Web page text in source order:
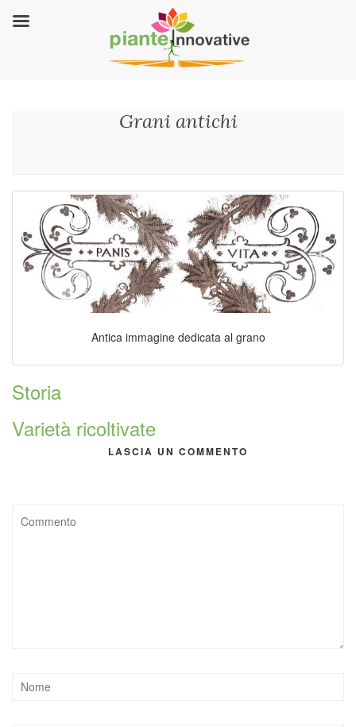
Grani antichi
Antica immagine dedicata al grano
Storia
Varietà ricoltivate
LASCIA UN COMMENTO